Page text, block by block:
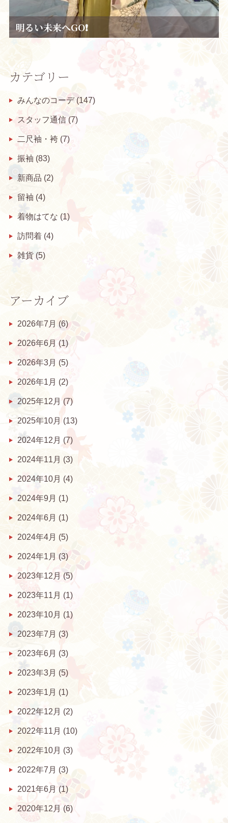
明るい未来へGO❗
カテゴリー
みんなのコーデ(147)
スタッフ通信(7)
二尺袖・袴(7)
振袖 (83)
新商品 (2)
留袖 (4)
着物はてな (1)
訪問着(4)
雑貨(5)
アーカイブ
2026年7月 (6)
2026年6月 (1)
2026年3月 (5)
2026年1月 (2)
2025年12月 (7)
2025年10月 (13)
2024年12月 (7)
2024年11月 (3)
2024年10月 (4)
2024年9月 (1)
2024年6月 (1)
2024年4月 (5)
2024年1月 (3)
2023年12月 (5)
2023年11月 (1)
2023年10月 (1)
2023年7月 (3)
2023年6月 (3)
2023年3月 (5)
2023年1月 (1)
2022年12月 (2)
2022年11月 (10)
2022年10月 (3)
2022年7月 (3)
2021年6月 (1)
2020年12月 (6)